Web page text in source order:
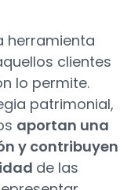
herramienta
clientes
lo permite.
patrimonial,
aportan una
y contribuyen
de las